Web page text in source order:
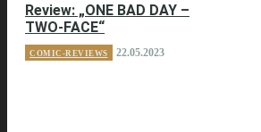
Review: „ONE BAD DAY –
TWO-FACE“
COMIC-REVIEWS 22.05.2023